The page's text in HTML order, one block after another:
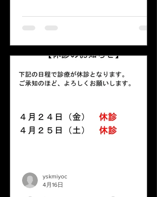
yskmiyoc
4月16日